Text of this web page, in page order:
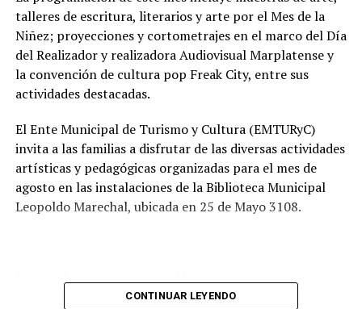
Tras la apertura de sobres, el expediente continuará su
recorrido administrativo con la intervención de la
Comisión de Estudio de Ofertas y Adjudicación, que
tendrá a su cargo la evaluación de las propuestas
obra.
talleres de escritura, literarios y arte por el Mes de la
Niñez; proyecciones y cortometrajes en el marco del Día
del Realizador y realizadora Audiovisual Marplatense y
la convención de cultura pop Freak City, entre sus
actividades destacadas.
El Ente Municipal de Turismo y Cultura (EMTURyC)
invita a las familias a disfrutar de las diversas actividades
artísticas y pedagógicas organizadas para el mes de
agosto en las instalaciones de la Biblioteca Municipal
Leopoldo Marechal, ubicada en 25 de Mayo 3108.
Culturales”, a cargo del grupo Cul Mardel, que se podrá
CONTINUAR LEYENDO